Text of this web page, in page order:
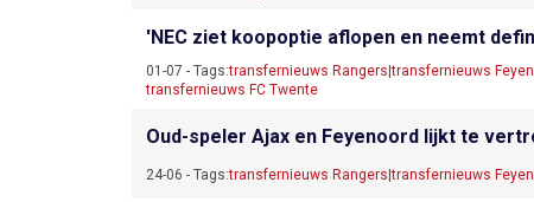
'NEC ziet koopoptie aflopen en neemt
01-07 - Tags:transfernieuws Rangers |transfernieuws
transfernieuws FC Twente
Oud-speler Ajax en Feyenoord lijkt te
24-06 - Tags:transfernieuws Rangers |transfernieuws